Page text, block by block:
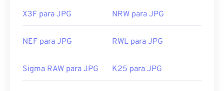
X3F para JPG NRW para JPG
NEF para JPG RWL para JPG
Sigma RAW para JPG K25 para JPG